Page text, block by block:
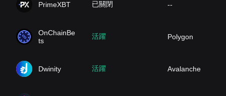
PrimeXBT 已關閉 --
OnChainBe
ts
活躍 Polygon
Dwinity 活躍 Avalanche